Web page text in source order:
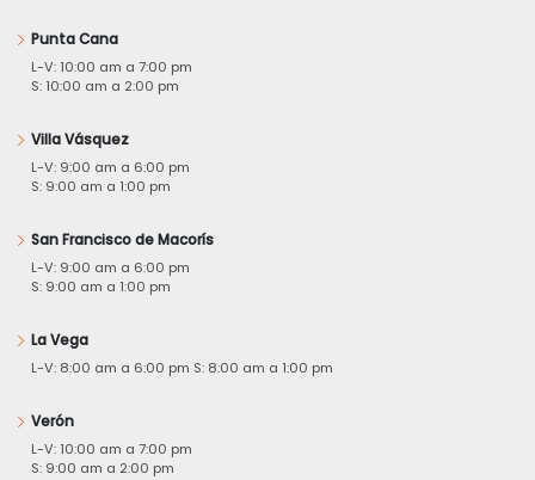
Punta Cana
L-V: 10:00 am a 7:00 pm
S: 10:00 am a 2:00 pm
Villa Vásquez
L-V: 9:00 am a 6:00 pm
S: 9:00 am a 1:00 pm
San Francisco de Macorís
L-V: 9:00 am a 6:00 pm
S: 9:00 am a 1:00 pm
La Vega
L-V: 8:00 am a 6:00 pm S: 8:00 am a 1:00 pm
Verón
L-V: 10:00 am a 7:00 pm
S: 9:00 am a 2:00 pm